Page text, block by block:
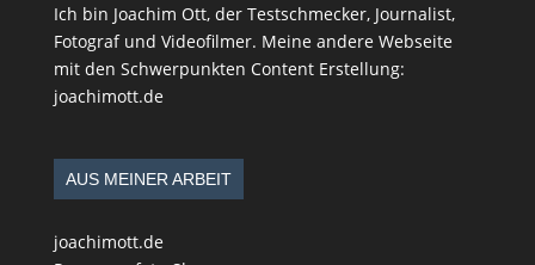
Ich bin Joachim Ott, der Testschmecker, Journalist,
Fotograf und Videofilmer. Meine andere Webseite
mit den Schwerpunkten Content Erstellung:
joachimott.de
AUS MEINER ARBEIT
joachimott.de